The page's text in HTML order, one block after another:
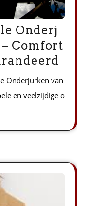
Onderj
Comfort
Onderjurken van
en veelzijdige o